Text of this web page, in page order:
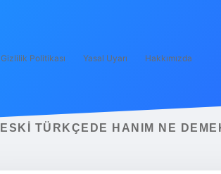
Gizlilik Politikası Yasal Uyarı Hakkımızda
ESKI TÜRKÇEDE HANIM NE